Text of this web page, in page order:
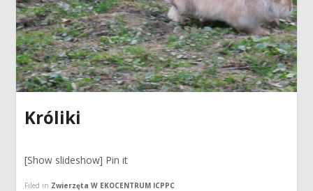
Króliki
[Show slideshow] Pin it
Filed in Zwierzęta W EKOCENTRUM ICPPC